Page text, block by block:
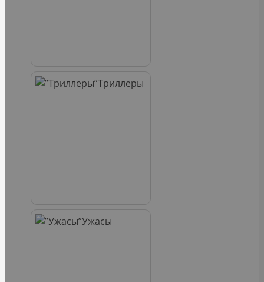
Триллеры
Ужасы